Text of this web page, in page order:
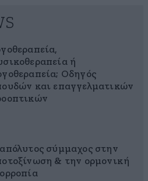
ή
Οδηγός
και επαγγελματικών
σύμμαχος στην
& την ορμονική